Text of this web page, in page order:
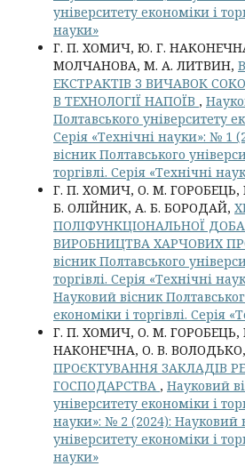
університету економіки і
науки»
Г. П. ХОМИЧ, Ю. Г.
МОЛЧАНОВА, М. А. ЛИТВИН,
ЕКСТРАКТІВ З ВИЧАВОК
В ТЕХНОЛОГІЇ НАПОЇВ ,
Полтавського університету
Серія «Технічні науки»: № 1
вісник Полтавського
торгівлі. Серія «Технічні
Г. П. ХОМИЧ, О. М.
Б. ОЛІЙНИК, А. Б. БОРОДАЙ,
ПОЛІФУНКЦІОНАЛЬНОЇ
ВИРОБНИЦТВА ХАРЧОВИХ
вісник Полтавського
торгівлі. Серія «Технічні
Науковий вісник
економіки і торгівлі. Серія
Г. П. ХОМИЧ, О. М. ГОРОБЕЦЬ,
НАКОНЕЧНА, О. В. ВОЛОДЬКО,
ПРОЄКТУВАННЯ ЗАКЛАДІВ
ГОСПОДАРСТВА , Науковий
університету економіки і
науки»: № 2 (2024): Науковий
університету економіки і
науки»